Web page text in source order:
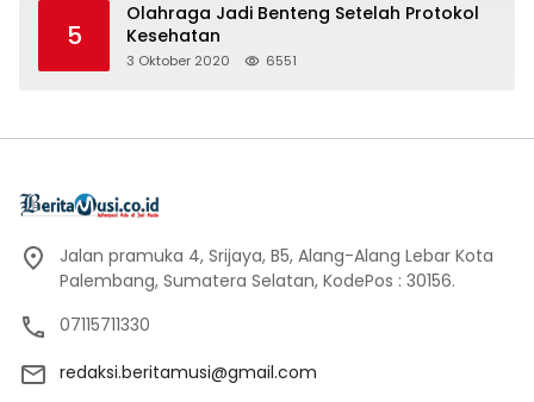
5
Olahraga Jadi Benteng Setelah Protokol
Kesehatan
3 Oktober 2020 6551
Jalan pramuka 4, Srijaya, B5, Alang-Alang Lebar Kota
Palembang, Sumatera Selatan, KodePos : 30156.
07115711330
redaksi.beritamusi@gmail.com